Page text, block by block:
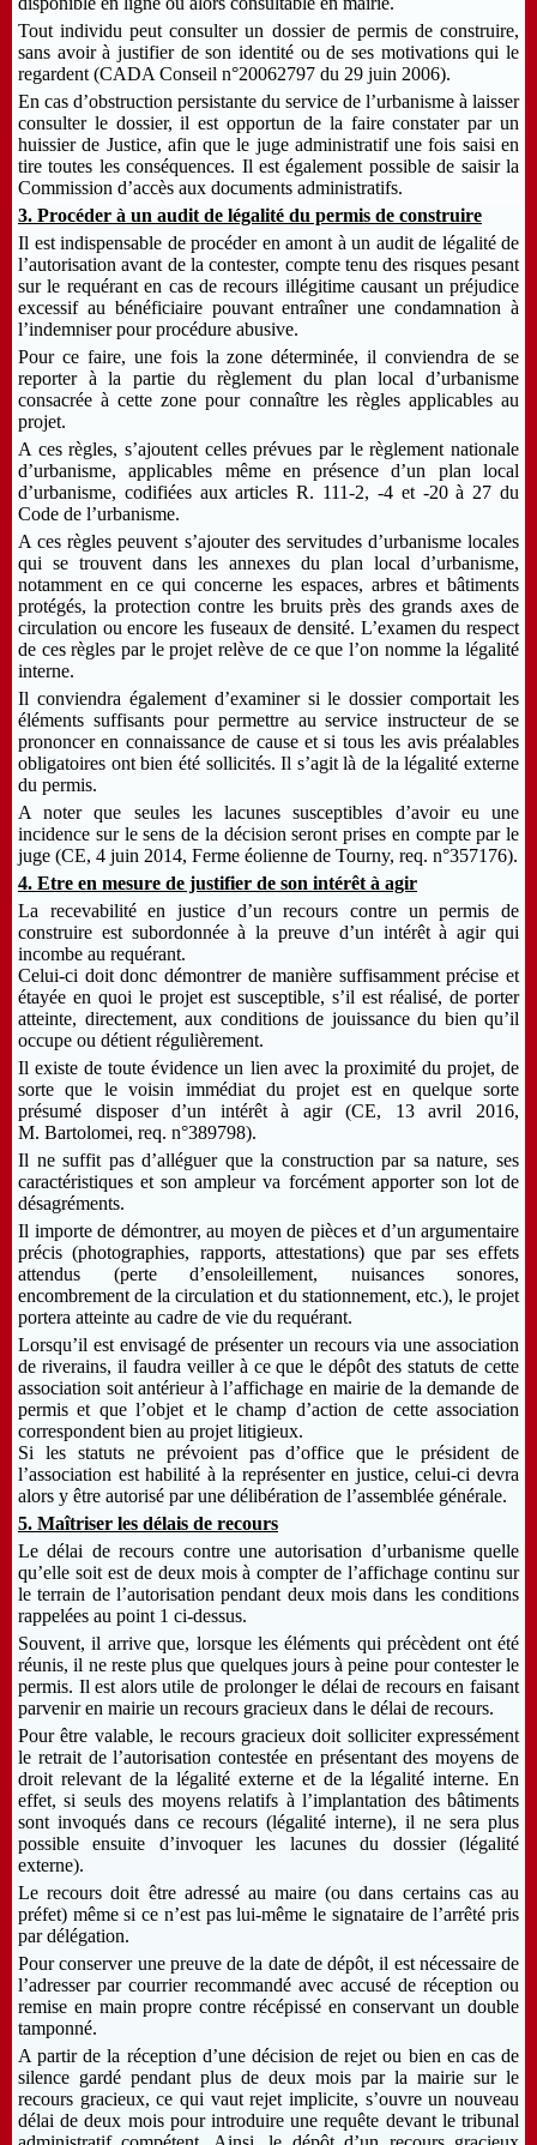
Tout individu peut consulter un dossier de permis de construire,
sans avoir à justifier de son identité ou de ses motivations qui le
regardent (CADA Conseil n°20062797 du 29 juin 2006).
En cas d’obstruction persistante du service de l’urbanisme à laisser
consulter le dossier, il est opportun de la faire constater par un
huissier de Justice, afin que le juge administratif une fois saisi en
tire toutes les conséquences. Il est également possible de saisir la
Commission d’accès aux documents administratifs.
3. Procéder à un audit de légalité du permis de construire
Il est indispensable de procéder en amont à un audit de légalité de
l’autorisation avant de la contester, compte tenu des risques pesant
sur le requérant en cas de recours illégitime causant un préjudice
excessif au bénéficiaire pouvant entraîner une condamnation à
l’indemniser pour procédure abusive.
Pour ce faire, une fois la zone déterminée, il conviendra de se
reporter à la partie du règlement du plan local d’urbanisme
consacrée à cette zone pour connaître les règles applicables au
projet.
A ces règles, s’ajoutent celles prévues par le règlement nationale
d’urbanisme, applicables même en présence d’un plan local
d’urbanisme, codifiées aux articles R. 111-2, -4 et -20 à 27 du
Code de l’urbanisme.
A ces règles peuvent s’ajouter des servitudes d’urbanisme locales
qui se trouvent dans les annexes du plan local d’urbanisme,
notamment en ce qui concerne les espaces, arbres et bâtiments
protégés, la protection contre les bruits près des grands axes de
circulation ou encore les fuseaux de densité. L’examen du respect
de ces règles par le projet relève de ce que l’on nomme la légalité
interne.
Il conviendra également d’examiner si le dossier comportait les
éléments suffisants pour permettre au service instructeur de se
prononcer en connaissance de cause et si tous les avis préalables
obligatoires ont bien été sollicités. Il s’agit là de la légalité externe
du permis.
A noter que seules les lacunes susceptibles d’avoir eu une
incidence sur le sens de la décision seront prises en compte par le
juge (CE, 4 juin 2014, Ferme éolienne de Tourny, req. n°357176).
4. Etre en mesure de justifier de son intérêt à agir
La recevabilité en justice d’un recours contre un permis de
construire est subordonnée à la preuve d’un intérêt à agir qui
incombe au requérant.
Celui-ci doit donc démontrer de manière suffisamment précise et
étayée en quoi le projet est susceptible, s’il est réalisé, de porter
atteinte, directement, aux conditions de jouissance du bien qu’il
occupe ou détient régulièrement.
Il existe de toute évidence un lien avec la proximité du projet, de
sorte que le voisin immédiat du projet est en quelque sorte
présumé disposer d’un intérêt à agir(CE, 13 avril 2016,
M. Bartolomei, req. n°389798).
Il ne suffit pas d’alléguer que la construction par sa nature, ses
caractéristiques et son ampleur va forcément apporter son lot de
désagréments.
Il importe de démontrer, au moyen de pièces et d’un argumentaire
précis (photographies, rapports, attestations) que par ses effets
attendus (perte d’ensoleillement, nuisances sonores,
encombrement de la circulation et du stationnement, etc.), le projet
portera atteinte au cadre de vie du requérant.
Lorsqu’il est envisagé de présenter un recours via une association
de riverains, il faudra veiller à ce que le dépôt des statuts de cette
association soit antérieur à l’affichage en mairie de la demande de
permis et que l’objet et le champ d’action de cette association
correspondent bien au projet litigieux.
Si les statuts ne prévoient pas d’office que le président de
l’association est habilité à la représenter en justice, celui-ci devra
alors y être autorisé par une délibération de l’assemblée générale.
5. Maîtriser les délais de recours
Le délai de recours contre une autorisation d’urbanisme quelle
qu’elle soit est de deux mois à compter de l’affichage continu sur
le terrain de l’autorisation pendant deux mois dans les conditions
rappelées au point 1 ci-dessus.
Souvent, il arrive que, lorsque les éléments qui précèdent ont été
réunis, il ne reste plus que quelques jours à peine pour contester le
permis. Il est alors utile de prolonger le délai de recours en faisant
parvenir en mairie un recours gracieux dans le délai de recours.
Pour être valable, le recours gracieux doit solliciter expressément
le retrait de l’autorisation contestée en présentant des moyens de
droit relevant de la légalité externe et de la légalité interne. En
effet, si seuls des moyens relatifs à l’implantation des bâtiments
sont invoqués dans ce recours (légalité interne), il ne sera plus
possible ensuite d’invoquer les lacunes du dossier (légalité
externe).
Le recours doit être adressé au maire (ou dans certains cas au
préfet) même si ce n’est pas lui-même le signataire de l’arrêté pris
par délégation.
Pour conserver une preuve de la date de dépôt, il est nécessaire de
l’adresser par courrier recommandé avec accusé de réception ou
remise en main propre contre récépissé en conservant un double
tamponné.
A partir de la réception d’une décision de rejet ou bien en cas de
silence gardé pendant plus de deux mois par la mairie sur le
recours gracieux, ce qui vaut rejet implicite, s’ouvre un nouveau
délai de deux mois pour introduire une requête devant le tribunal